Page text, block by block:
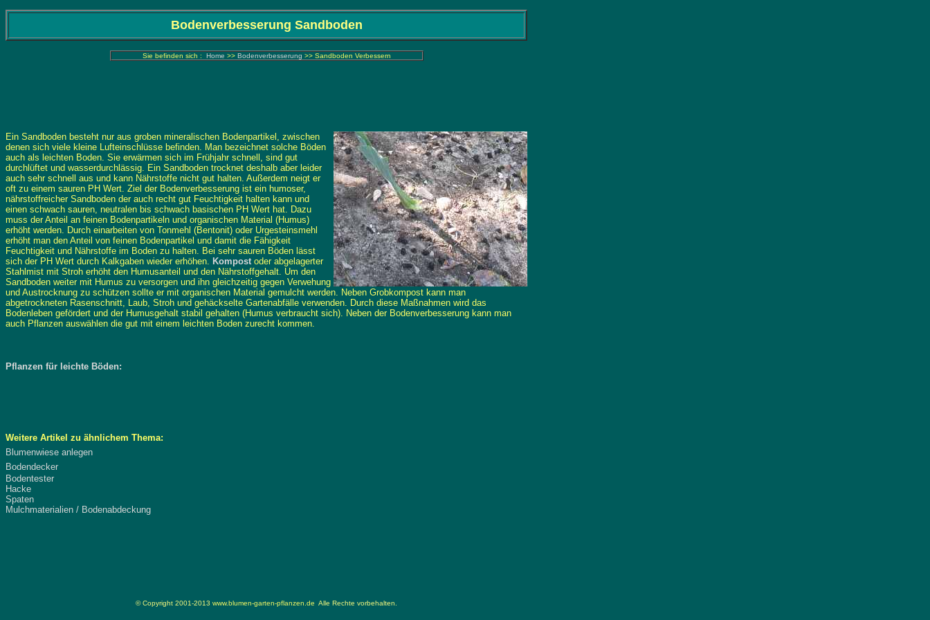
Bodenverbesserung Sandboden
Sie befinden sich : Home >> Bodenverbesserung >> Sandboden Verbessern
Ein Sandboden besteht nur aus groben mineralischen Bodenpartikel, zwischen
denen sich viele kleine Lufteinschlüsse befinden. Man bezeichnet solche Böden
auch als leichten Boden. Sie erwärmen sich im Frühjahr schnell, sind gut
durchlüftet und wasserdurchlässig. Ein Sandboden trocknet deshalb aber leider
auch sehr schnell aus und kann Nährstoffe nicht gut halten. Außerdem neigt er
oft zu einem sauren PH Wert. Ziel der Bodenverbesserung ist ein humoser,
nährstoffreicher Sandboden der auch recht gut Feuchtigkeit halten kann und
einen schwach sauren, neutralen bis schwach basischen PH Wert hat. Dazu
muss der Anteil an feinen Bodenpartikeln und organischen Material (Humus)
erhöht werden. Durch einarbeiten von Tonmehl (Bentonit) oder Urgesteinsmehl
erhöht man den Anteil von feinen Bodenpartikel und damit die Fähigkeit
Feuchtigkeit und Nährstoffe im Boden zu halten. Bei sehr sauren Böden lässt
sich der PH Wert durch Kalkgaben wieder erhöhen. Kompost oder abgelagerter
Stahlmist mit Stroh erhöht den Humusanteil und den Nährstoffgehalt. Um den
Sandboden weiter mit Humus zu versorgen und ihn gleichzeitig gegen Verwehung
und Austrocknung zu schützen sollte er mit organischen Material gemulcht werden. Neben Grobkompost kann man
abgetrockneten Rasenschnitt, Laub, Stroh und gehäckselte Gartenabfälle verwenden. Durch diese Maßnahmen wird das
Bodenleben gefördert und der Humusgehalt stabil gehalten (Humus verbraucht sich). Neben der Bodenverbesserung kann man
auch Pflanzen auswählen die gut mit einem leichten Boden zurecht kommen.
Pflanzen für leichte Böden:
Weitere Artikel zu ähnlichem Thema:
Blumenwiese anlegen
Bodendecker
Bodentester
Hacke
Spaten
Mulchmaterialien / Bodenabdeckung
© Copyright 2001-2013 www.blumen-garten-pflanzen.de Alle Rechte vorbehalten.